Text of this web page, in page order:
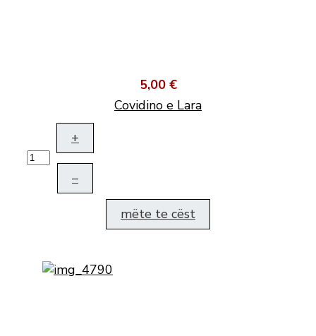
5,00 €
Covidino e Lara
+
–
mëte te cëst